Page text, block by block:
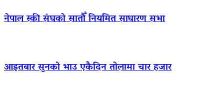
नेपाल स्की संघको सातौँ नियमित साधारण सभा
आइतबार सुनको भाउ एकैदिन तोलामा चार हजार